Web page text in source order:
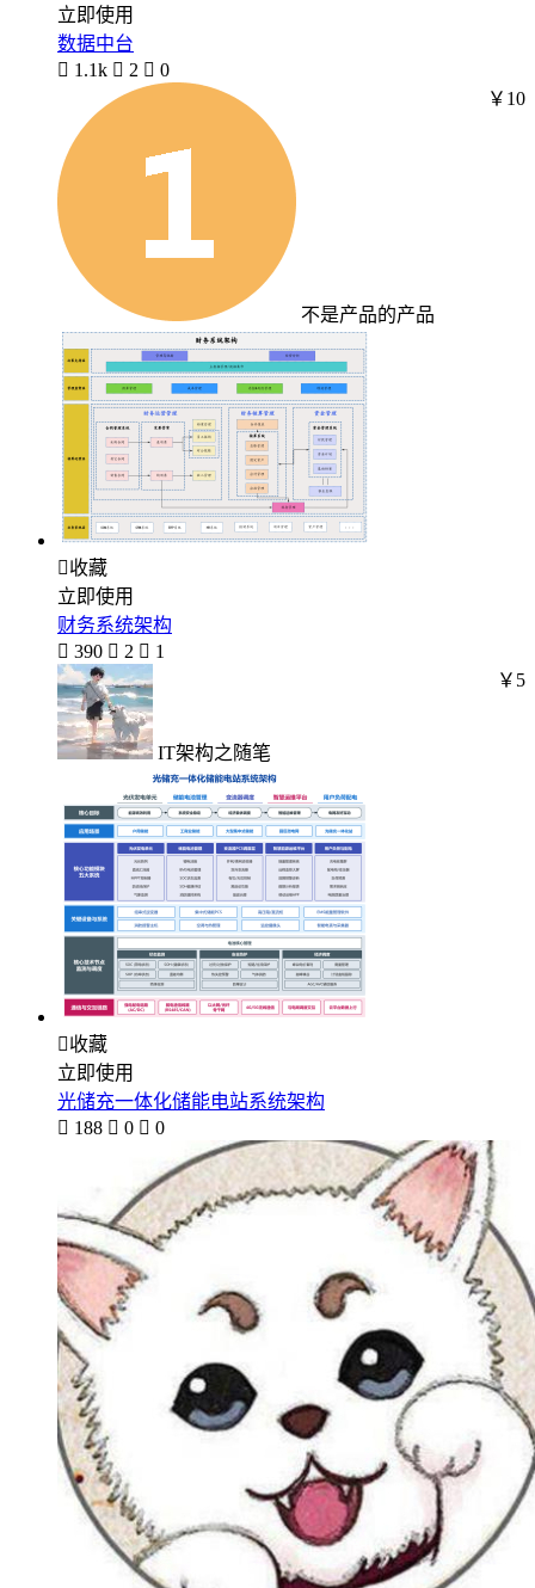
立即使用
数据中台
 1.1k  2  0
不是产品的产品
￥10
收藏
立即使用
财务系统架构
 390  2  1
IT架构之随笔
￥5
收藏
立即使用
光储充一体化储能电站系统架构
 188  0  0